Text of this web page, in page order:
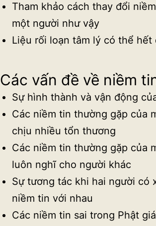
Tham khảo cách thay đổi
một người như vậy
Liệu rối loạn tâm lý có thể hết
Các vấn đề về niềm
Sự hình thành và vận động
Các niềm tin thường gặp của
chịu nhiều tổn thương
Các niềm tin thường gặp của
luôn nghĩ cho người khác
Sự tương tác khi hai người có
niềm tin với nhau
Các niềm tin sai trong Phật